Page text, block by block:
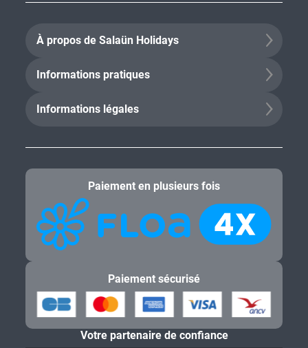
À propos de Salaün Holidays
Informations pratiques
Informations légales
Paiement en plusieurs fois
Paiement sécurisé
Votre partenaire de confiance